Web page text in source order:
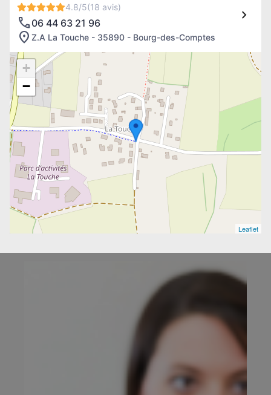
4.8/5(18 avis)
06 44 63 21 96
Z.A La Touche - 35890 - Bourg-des-Comptes
+
−
Leaflet